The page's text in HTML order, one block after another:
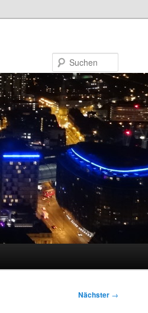
Nächster →